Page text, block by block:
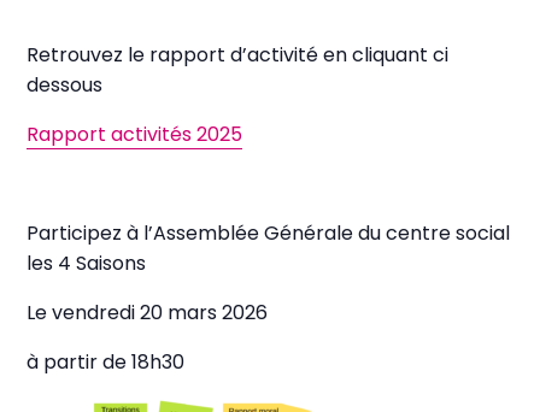
Retrouvez le rapport d’activité en cliquant ci
dessous
Rapport activités 2025
Participez à l’Assemblée Générale du centre social
les 4 Saisons
Le vendredi 20 mars 2026
à partir de 18h30